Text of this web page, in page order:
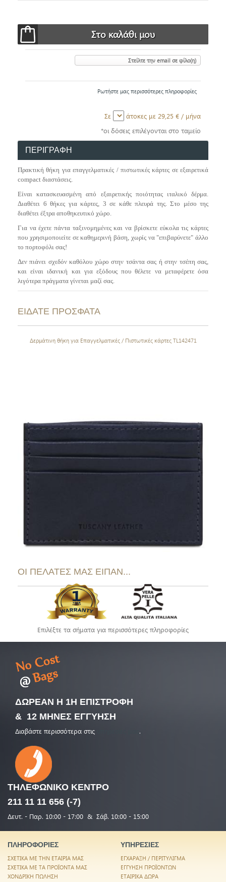
Στείλτε την email σε φίλο(η)
Ρωτήστε μας περισσότερες πληροφορίες
Σε άτοκες με 29,25 € / μήνα
*οι δόσεις επιλέγονται στο ταμείο
ΠΕΡΙΓΡΑΦΗ
Πρακτική θήκη για επαγγελματικές / πιστωτικές κάρτες σε εξαιρετικά
compact διαστάσεις.
Είναι κατασκευασμένη από εξαιρετικής ποιότητας ιταλικό δέρμα.
Διαθέτει 6 θήκες για κάρτες, 3 σε κάθε πλευρά της. Στο μέσο της
διαθέτει έξτρα αποθηκευτικό χώρο.
Για να έχετε πάντα ταξινομημένες και να βρίσκετε εύκολα τις κάρτες
που χρησιμοποιείτε σε καθημερινή βάση, χωρίς να "επιβαρύνετε" άλλο
το πορτοφόλι σας!
Δεν πιάνει σχεδόν καθόλου χώρο στην τσάντα σας ή στην τσέπη σας,
και είναι ιδανική και για εξόδους που θέλετε να μεταφέρετε όσα
λιγότερα πράγματα γίνεται μαζί σας.
ΕΙΔΑΤΕ ΠΡΟΣΦΑΤΑ
Δερμάτινη θήκη για Επαγγελματικές / Πιστωτικές κάρτες TL142471
ΟΙ ΠΕΛΑΤΕΣ ΜΑΣ ΕΙΠΑΝ...
Επιλέξτε τα σήματα για περισσότερες πληροφορίες
ΔΩΡΕΑΝ Η 1Η ΕΠΙΣΤΡΟΦΗ
& 12 ΜΗΝΕΣ ΕΓΓΥΗΣΗ
Διαβάστε περισσότερα στις .
ΤΗΛΕΦΩΝΙΚΟ ΚΕΝΤΡΟ
211 11 11 656 (-7)
Δευτ. - Παρ. 10:00 - 17:00 & Σάβ. 10:00 - 15:00
ΠΛΗΡΟΦΟΡΙΕΣ
ΣΧΕΤΙΚΑ ΜΕ ΤΗΝ ΕΤΑΙΡΙΑ ΜΑΣ
ΣΧΕΤΙΚΑ ΜΕ ΤΑ ΠΡΟΪΟΝΤΑ ΜΑΣ
ΧΟΝΔΡΙΚΗ ΠΩΛΗΣΗ
ΥΠΗΡΕΣΙΕΣ
ΕΓΧΑΡΑΞΗ / ΠΕΡΙΤΥΛΙΓΜΑ
ΕΓΓΥΗΣΗ ΠΡΟΪΟΝΤΩΝ
ΕΤΑΙΡΙΚΑ ΔΩΡΑ